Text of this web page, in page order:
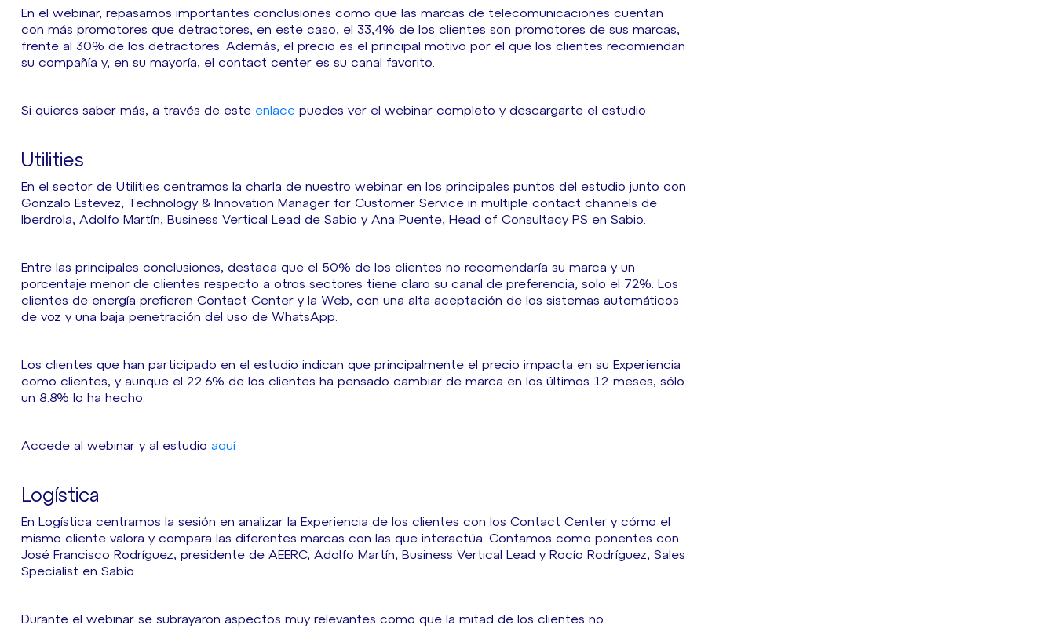
En el webinar, repasamos importantes conclusiones como que las marcas de telecomunicaciones cuentan
con más promotores que detractores, en este caso, el 33,4% de los clientes son promotores de sus marcas,
frente al 30% de los detractores. Además, el precio es el principal motivo por el que los clientes recomiendan
su compañía y, en su mayoría, el contact center es su canal favorito.
Si quieres saber más, a través de este enlace puedes ver el webinar completo y descargarte el estudio
Utilities
En el sector de Utilities centramos la charla de nuestro webinar en los principales puntos del estudio junto con
Gonzalo Estevez, Technology & Innovation Manager for Customer Service in multiple contact channels de
Iberdrola, Adolfo Martín, Business Vertical Lead de Sabio y Ana Puente, Head of Consultacy PS en Sabio.
Entre las principales conclusiones, destaca que el 50% de los clientes no recomendaría su marca y un
porcentaje menor de clientes respecto a otros sectores tiene claro su canal de preferencia, solo el 72%. Los
clientes de energía prefieren Contact Center y la Web, con una alta aceptación de los sistemas automáticos
de voz y una baja penetración del uso de WhatsApp.
Los clientes que han participado en el estudio indican que principalmente el precio impacta en su Experiencia
como clientes, y aunque el 22.6% de los clientes ha pensado cambiar de marca en los últimos 12 meses, sólo
un 8.8% lo ha hecho.
Accede al webinar y al estudio aquí
Logística
En Logística centramos la sesión en analizar la Experiencia de los clientes con los Contact Center y cómo el
mismo cliente valora y compara las diferentes marcas con las que interactúa. Contamos como ponentes con
José Francisco Rodríguez, presidente de AEERC, Adolfo Martín, Business Vertical Lead y Rocío Rodríguez, Sales
Specialist en Sabio.
Durante el webinar se subrayaron aspectos muy relevantes como que la mitad de los clientes no